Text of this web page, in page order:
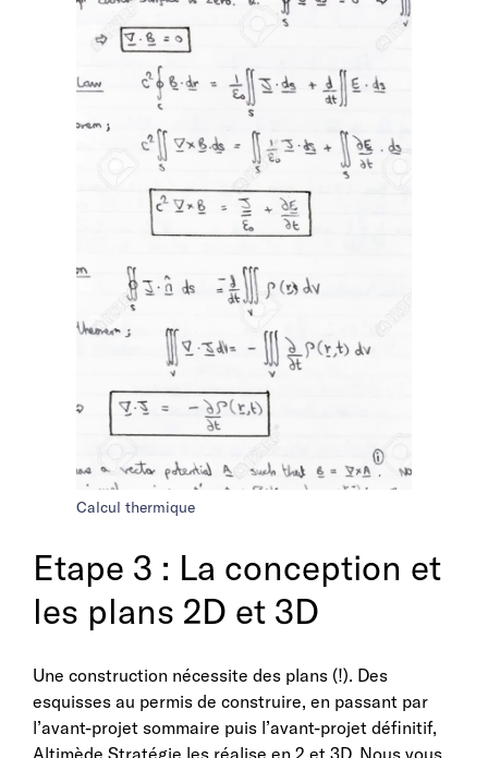
Calcul thermique
Etape 3 : La conception et
les plans 2D et 3D
Une construction nécessite des plans (!). Des
esquisses au permis de construire, en passant par
l’avant-projet sommaire puis l’avant-projet définitif,
Altimède Stratégie les réalise en 2 et 3D. Nous vous